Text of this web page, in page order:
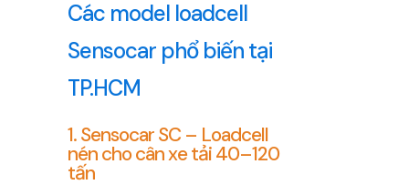
Các model loadcell
Sensocar phổ biến tại
TP.HCM
1. Sensocar SC – Loadcell
nén cho cân xe tải 40–120
tấn